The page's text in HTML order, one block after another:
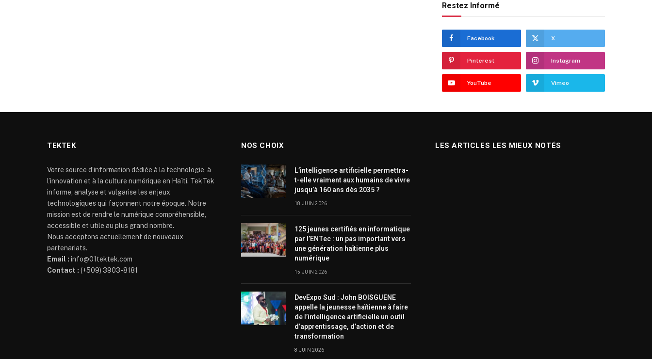
Restez Informé
Facebook X
Pinterest Instagram
YouTube Vimeo
TEKTEK
Votre source d’information dédiée à la technologie, à
l’innovation et à la culture numérique en Haïti. TekTek
informe, analyse et vulgarise les enjeux
technologiques qui façonnent notre époque. Notre
mission est de rendre le numérique compréhensible,
accessible et utile au plus grand nombre.
Nous acceptons actuellement de nouveaux
partenariats.
Email : info@01tektek.com
Contact : (+509) 3903-8181
NOS CHOIX
L’intelligence artificielle permettra-
t-elle vraiment aux humains de vivre
jusqu’à 160 ans dès 2035 ?
18 JUIN 2026
125 jeunes certifiés en informatique
par l’ENTec : un pas important vers
une génération haïtienne plus
numérique
15 JUIN 2026
DevExpo Sud : John BOISGUENE
appelle la jeunesse haïtienne à faire
de l’intelligence artificielle un outil
d’apprentissage, d’action et de
transformation
8 JUIN 2026
LES ARTICLES LES MIEUX NOTÉS